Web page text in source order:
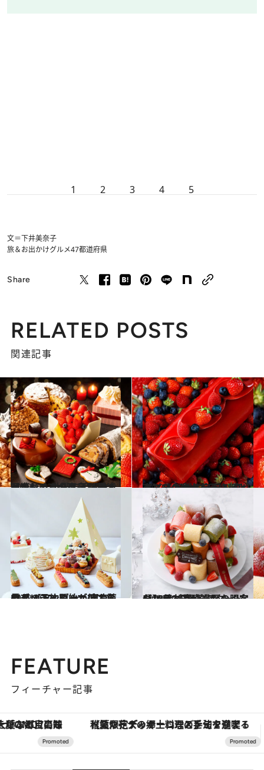
1 2 3 4 5
文＝下井美奈子
旅＆お出かけグルメ47都道府県
Share
RELATED POSTS
関連記事
2022.10.31
【コンラッド東京】 愛犬と楽しめるクリスマスケーキも！ 世界で活躍する岡崎シェフの逸品11種
グルメ 2022.10.31
【パーク ハイアット 東京】 まだ間に合う！ クリスマスの食卓を 彩るビビッドなケーキを予約しよう
グルメ
2022.10.21
11月の予約開始が待てない！ 【アンダーズ 東京】のクリスマス シェフお薦めブッシュドノエルは必見
グルメ 2022.10.1
【10月1日予約スタート分】 絶対買い逃したくないから！ 完売必至の限定クリスマスケーキ
グルメ
FEATURE
フィーチャー記事
【夏限定ディナーコース】旬を迎える稚鮎や花ズッキーニなどをイタリア・トスカーナの郷土料理の手法で満喫！